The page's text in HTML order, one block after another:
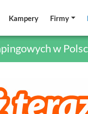
Kampery Firmy
w
Kampery Firmy